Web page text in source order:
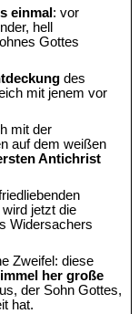
einmal : vor
hell
Gottes
des
mit jenem vor
mit der
auf dem weißen
Antichrist
jetzt die
Widersachers
Zweifel: diese
her große
der Sohn Gottes,
hat.